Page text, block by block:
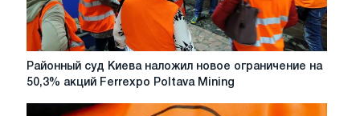
Районный
суд
наложил
Районный суд Киева наложил новое ограничение на
50,3% акций Ferrexpo Poltava Mining